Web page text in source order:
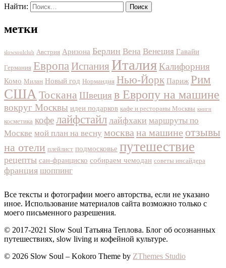
Найти:
метки
slowsoulclub Австрия Аризона Берлин Вена Венеция Гавайи
Германия Европа Испания ИталияКалифорния
Комо Милан Новый год Нормандия Нью-Йорк Париж Рим
США Тоскана Швеция в Европу на машине
вокруг Москвы идеи подарков кафе и рестораны Москвы книги
косметика кофелайфстайл лайфхаки маршруты по
Москве мой план на весну москва на машине отзывы
на отели плейлист подмосковье путешествие
рецепты сан-франциско собираем чемодан советы инсайдера
франция шоппинг
Все тексты и фотографии моего авторства, если не указано
иное. Использование материалов сайта возможно только с
моего письменного разрешения.
© 2017-2021 Slow Soul Татьяна Теплова. Блог об осознанных
путешествиях, slow living и кофейной культуре.
© 2026 Slow Soul – Kokoro Theme by ZThemes Studio